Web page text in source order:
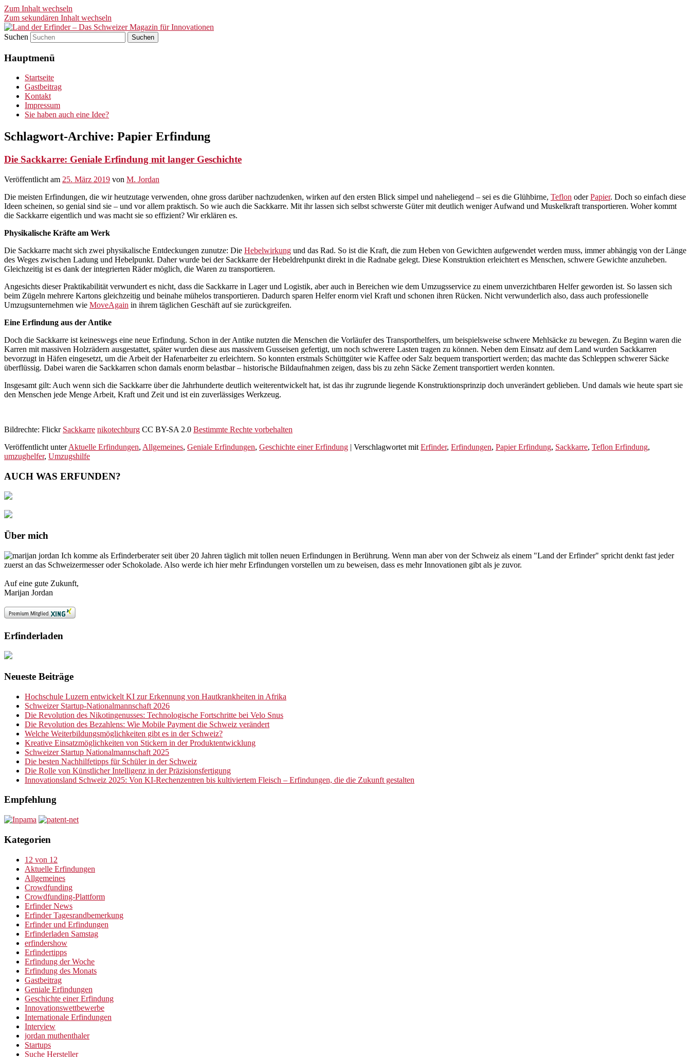
Zum Inhalt wechseln
Zum sekundären Inhalt wechseln
Land der Erfinder – Das Schweizer Magazin für Innovationen
Suchen
Hauptmenü
Startseite
Gastbeitrag
Kontakt
Impressum
Sie haben auch eine Idee?
Schlagwort-Archive: Papier Erfindung
Die Sackkarre: Geniale Erfindung mit langer Geschichte
Veröffentlicht am 25. März 2019 von M. Jordan
Die meisten Erfindungen, die wir heutzutage verwenden, ohne gross darüber nachzudenken, wirken auf den ersten Blick simpel und naheliegend – sei es die Glühbirne, Teflon oderPapier. Doch so einfach diese
Ideen scheinen, so genial sind sie – und vor allem praktisch. So wie auch die Sackkarre. Mit ihr lassen sich selbst schwerste Güter mit deutlich weniger Aufwand und Muskelkraft transportieren. Woher kommt
die Sackkarre eigentlich und was macht sie so effizient? Wir erklären es.
Physikalische Kräfte am Werk
Die Sackkarre macht sich zwei physikalische Entdeckungen zunutze: Die Hebelwirkung und das Rad. So ist die Kraft, die zum Heben von Gewichten aufgewendet werden muss, immer abhängig von der Länge
des Weges zwischen Ladung und Hebelpunkt. Daher wurde bei der Sackkarre der Hebeldrehpunkt direkt in die Radnabe gelegt. Diese Konstruktion erleichtert es Menschen, schwere Gewichte anzuheben.
Gleichzeitig ist es dank der integrierten Räder möglich, die Waren zu transportieren.
Angesichts dieser Praktikabilität verwundert es nicht, dass die Sackkarre in Lager und Logistik, aber auch in Bereichen wie dem Umzugsservice zu einem unverzichtbaren Helfer geworden ist. So lassen sich
beim Zügeln mehrere Kartons gleichzeitig und beinahe mühelos transportieren. Dadurch sparen Helfer enorm viel Kraft und schonen ihren Rücken. Nicht verwunderlich also, dass auch professionelle
Umzugsunternehmen wie MoveAgain in ihrem täglichen Geschäft auf sie zurückgreifen.
Eine Erfindung aus der Antike
Doch die Sackkarre ist keineswegs eine neue Erfindung. Schon in der Antike nutzten die Menschen die Vorläufer des Transporthelfers, um beispielsweise schwere Mehlsäcke zu bewegen. Zu Beginn waren die
Karren mit massiven Holzrädern ausgestattet, später wurden diese aus massivem Gusseisen gefertigt, um noch schwerere Lasten tragen zu können. Neben dem Einsatz auf dem Land wurden Sackkarren
bevorzugt in Häfen eingesetzt, um die Arbeit der Hafenarbeiter zu erleichtern. So konnten erstmals Schüttgüter wie Kaffee oder Salz bequem transportiert werden; das machte das Schleppen schwerer Säcke
überflüssig. Dabei waren die Sackkarren schon damals enorm belastbar – historische Bildaufnahmen zeigen, dass bis zu zehn Säcke Zement transportiert werden konnten.
Insgesamt gilt: Auch wenn sich die Sackkarre über die Jahrhunderte deutlich weiterentwickelt hat, ist das ihr zugrunde liegende Konstruktionsprinzip doch unverändert geblieben. Und damals wie heute spart sie
den Menschen jede Menge Arbeit, Kraft und Zeit und ist ein zuverlässiges Werkzeug.
Bildrechte: Flickr Sackkarre nikotechburg CC BY-SA 2.0 Bestimmte Rechte vorbehalten
Veröffentlicht unter Aktuelle Erfindungen, Allgemeines, Geniale Erfindungen, Geschichte einer Erfindung | Verschlagwortet mit Erfinder, Erfindungen, Papier Erfindung, Sackkarre, Teflon Erfindung,
umzughelfer, Umzugshilfe
AUCH WAS ERFUNDEN?
Über mich
Ich komme als Erfinderberater seit über 20 Jahren täglich mit tollen neuen Erfindungen in Berührung. Wenn man aber von der Schweiz als einem "Land der Erfinder" spricht denkt fast jeder
zuerst an das Schweizermesser oder Schokolade. Also werde ich hier mehr Erfindungen vorstellen um zu beweisen, dass es mehr Innovationen gibt als je zuvor.
Auf eine gute Zukunft,
Marijan Jordan
Erfinderladen
Neueste Beiträge
Hochschule Luzern entwickelt KI zur Erkennung von Hautkrankheiten in Afrika
Schweizer Startup-Nationalmannschaft 2026
Die Revolution des Nikotingenusses: Technologische Fortschritte bei Velo Snus
Die Revolution des Bezahlens: Wie Mobile Payment die Schweiz verändert
Welche Weiterbildungsmöglichkeiten gibt es in der Schweiz?
Kreative Einsatzmöglichkeiten von Stickern in der Produktentwicklung
Schweizer Startup Nationalmannschaft 2025
Die besten Nachhilfetipps für Schüler in der Schweiz
Die Rolle von Künstlicher Intelligenz in der Präzisionsfertigung
Innovationsland Schweiz 2025: Von KI-Rechenzentren bis kultiviertem Fleisch – Erfindungen, die die Zukunft gestalten
Empfehlung
Kategorien
12 von 12
Aktuelle Erfindungen
Allgemeines
Crowdfunding
Crowdfunding-Plattform
Erfinder News
Erfinder Tagesrandbemerkung
Erfinder und Erfindungen
Erfinderladen Samstag
erfindershow
Erfindertipps
Erfindung der Woche
Erfindung des Monats
Gastbeitrag
Geniale Erfindungen
Geschichte einer Erfindung
Innovationswettbewerbe
Internationale Erfindungen
Interview
jordan muthenthaler
Startups
Suche Hersteller